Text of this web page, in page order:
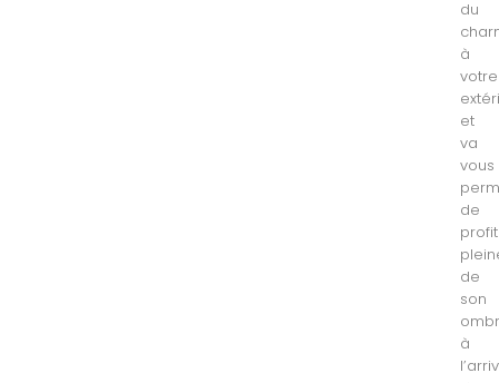
du
à
votre
et
va
vous
de
de
son
à